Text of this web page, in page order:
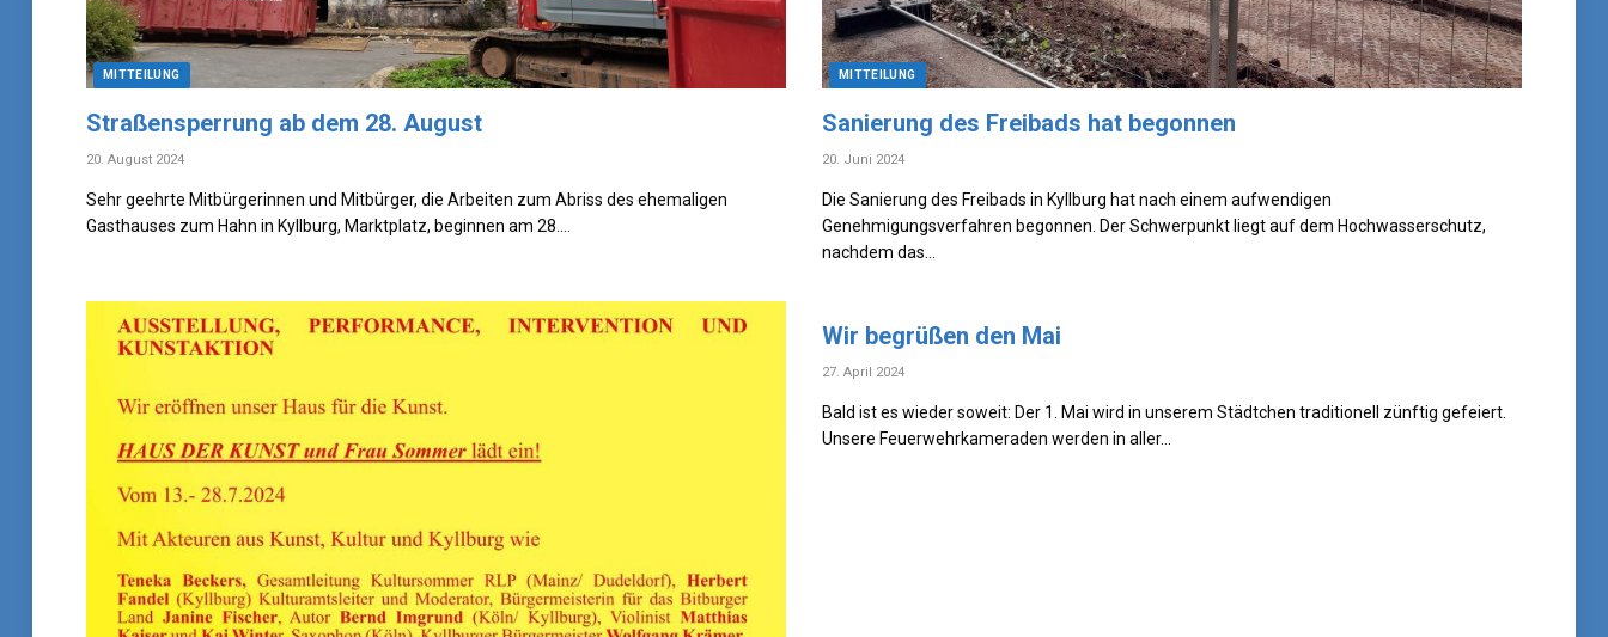
MITTEILUNG
Straßensperrung ab dem 28. August
20. August 2024
Sehr geehrte Mitbürgerinnen und Mitbürger, die Arbeiten zum Abriss des ehemaligen
Gasthauses zum Hahn in Kyllburg, Marktplatz, beginnen am 28.…
MITTEILUNG
Sanierung des Freibads hat begonnen
20. Juni 2024
Die Sanierung des Freibads in Kyllburg hat nach einem aufwendigen
Genehmigungsverfahren begonnen. Der Schwerpunkt liegt auf dem Hochwasserschutz,
nachdem das…
Wir begrüßen den Mai
27. April 2024
Bald ist es wieder soweit: Der 1. Mai wird in unserem Städtchen traditionell zünftig gefeiert.
Unsere Feuerwehrkameraden werden in aller…